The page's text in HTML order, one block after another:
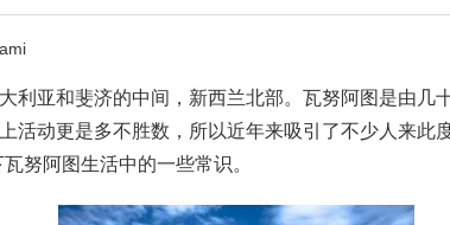
利亚和斐济的中间，新西兰北部。瓦努阿图是由几
活动更是多不胜数，所以近年来吸引了不少人来此
努阿图生活中的一些常识。